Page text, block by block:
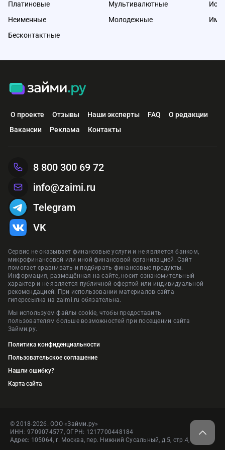
Платиновые
Неименные
Бесконтактные
Мультивалютные
Молодежные
О проекте Отзывы Наши эксперты FAQ
О редакции
Вакансии
Реклама Контакты
Сервис не оказывает финансовые услуги и не является банком,
микрофинансовой или иной финансовой организацией. Сайт
помогает сравнивать и подбирать финансовые продукты.
Информация, размещённая на сайте, носит ознакомительный
характер и не является публичной офертой или индивидуальной
рекомендацией. При использовании материалов сайта
гиперссылка на zaimi.ru обязательна.
Мы используем файлы cookie, чтобы предоставить
пользователям больше возможностей при посещении сайта
Займи.ру.
Политика конфиденциальности
Пользовательское соглашение
Нашли ошибку?
Карта сайта
8 800 300 69 72
info@zaimi.ru
Telegram
VK
© 2018-2026. ООО «Займи.ру»
ИНН: 9709074577, ОГРН: 1217700448184
Адрес: 105064, г. Москва, пер. Нижний Сусальный, д.5, стр.4, пом.1